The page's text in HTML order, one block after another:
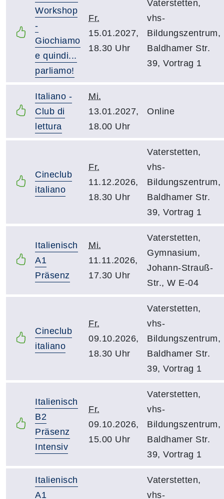
Workshop
-
Giochiamo
e quindi...
parliamo!
Fr.
15.01.2027,
18.30 Uhr
Vaterstetten,
vhs-
Bildungszentrum,
Baldhamer Str.
39, Vortrag 1
Italiano -
Club di
lettura
Mi.
13.01.2027,
18.00 Uhr
Online
Cineclub
italiano
Fr.
11.12.2026,
18.30 Uhr
Vaterstetten,
vhs-
Bildungszentrum,
Baldhamer Str.
39, Vortrag 1
Italienisch
A1
Präsenz
Mi.
11.11.2026,
17.30 Uhr
Vaterstetten,
Gymnasium,
Johann-Strauß-
Str., W E-04
Cineclub
italiano
Fr.
09.10.2026,
18.30 Uhr
Vaterstetten,
vhs-
Bildungszentrum,
Baldhamer Str.
39, Vortrag 1
Italienisch
B2
Präsenz
Intensiv
Fr.
09.10.2026,
15.00 Uhr
Vaterstetten,
vhs-
Bildungszentrum,
Baldhamer Str.
39, Vortrag 1
Italienisch
A1
Vaterstetten,
vhs-